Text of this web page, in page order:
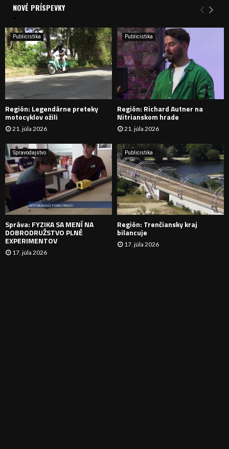
i
e
:
Y
H
D
A
N
I
E
NOVÉ PRÍSPEVKY
Publicistika
Región: Legendárne preteky
motocyklov ožili
21. júla 2026
Publicistika
Región: Richard Autner na
Nitrianskom hrade
21. júla 2026
Spravodajstvo
Správa: FYZIKA SA MENÍ NA
DOBRODRUŽSTVO PLNÉ
EXPERIMENTOV
17. júla 2026
Publicistika
Región: Trenčiansky kraj
bilancuje
17. júla 2026